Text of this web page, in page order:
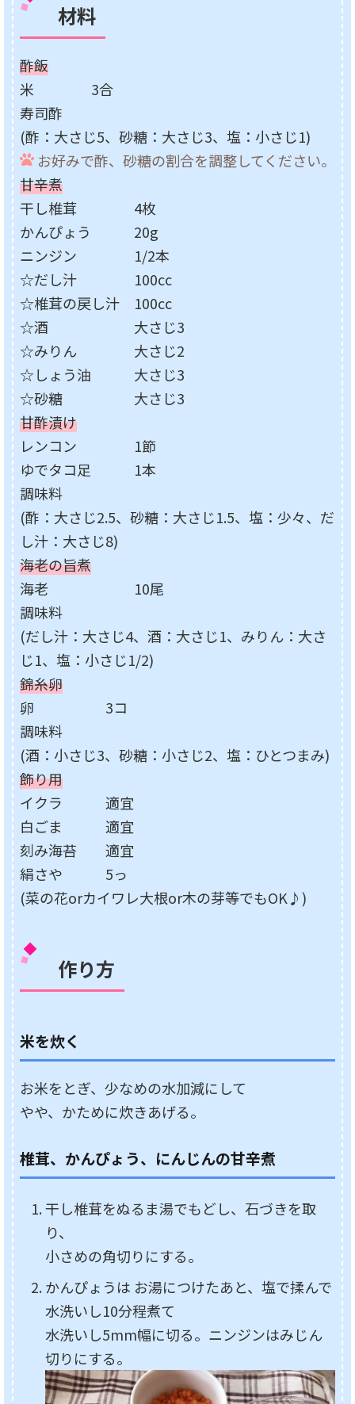
材料
酢飯
米 3合
寿司酢
(酢：大さじ5、砂糖：大さじ3、塩：小さじ1)
お好みで酢、砂糖の割合を調整してください。
甘辛煮
干し椎茸 4枚
かんぴょう 20g
ニンジン 1/2本
☆だし汁 100cc
☆椎茸の戻し汁 100cc
☆酒 大さじ3
☆みりん 大さじ2
☆しょう油 大さじ3
☆砂糖 大さじ3
甘酢漬け
レンコン 1節
ゆでタコ足 1本
調味料
(酢：大さじ2.5、砂糖：大さじ1.5、塩：少々、だ
し汁：大さじ8)
海老の旨煮
海老 10尾
調味料
(だし汁：大さじ4、酒：大さじ1、みりん：大さ
じ1、塩：小さじ1/2)
錦糸卵
卵 3コ
調味料
(酒：小さじ3、砂糖：小さじ2、塩：ひとつまみ)
飾り用
イクラ 適宜
白ごま 適宜
刻み海苔 適宜
絹さや 5っ
(菜の花orカイワレ大根or木の芽等でもOK♪)
作り方
米を炊く
お米をとぎ、少なめの水加減にして
やや、かために炊きあげる。
椎茸、かんぴょう、にんじんの甘辛煮
干し椎茸をぬるま湯でもどし、石づきを取
り、
小さめの角切りにする。
かんぴょうは お湯につけたあと、塩で揉んで
水洗いし10分程煮て
水洗いし5mm幅に切る。ニンジンはみじん
切りにする。